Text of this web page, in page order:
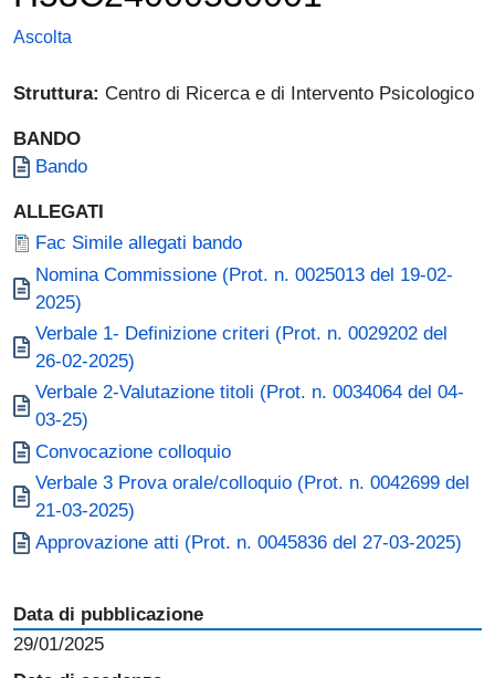
Ascolta
Struttura: Centro di Ricerca e di Intervento Psicologico
BANDO
Document
Bando
ALLEGATI
Document
Fac Simile allegati bando
Document
Nomina Commissione (Prot. n. 0025013 del 19-02-
2025)
Document
Verbale 1- Definizione criteri (Prot. n. 0029202 del
26-02-2025)
Document
Verbale 2-Valutazione titoli (Prot. n. 0034064 del 04-
03-25)
Document
Convocazione colloquio
Document
Verbale 3 Prova orale/colloquio (Prot. n. 0042699 del
21-03-2025)
Document
Approvazione atti (Prot. n. 0045836 del 27-03-2025)
Data di pubblicazione
29/01/2025